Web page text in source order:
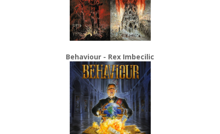
Behaviour - Rex Imbecilic